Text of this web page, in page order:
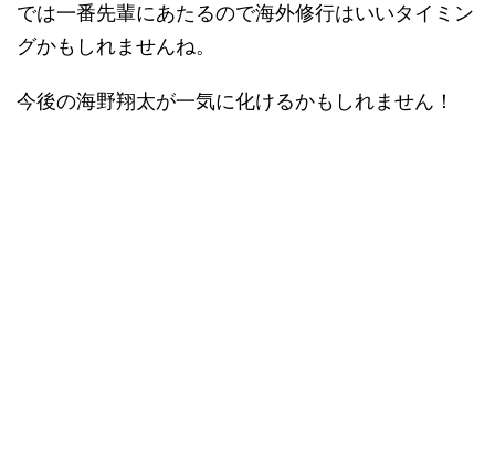
では一番先輩にあたるので海外修行はいいタイミン
グかもしれませんね。
今後の海野翔太が一気に化けるかもしれません！